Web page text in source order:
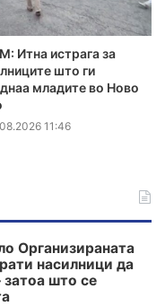
Итна истрага за
што ги
младите во Ново
11:46
Организираната
насилници да
затоа што се